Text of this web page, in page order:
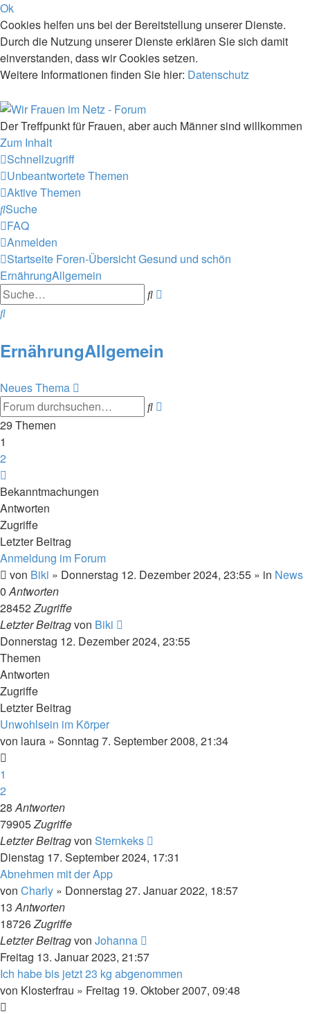
Ok
Cookies helfen uns bei der Bereitstellung unserer Dienste.
Durch die Nutzung unserer Dienste erklären Sie sich damit
einverstanden, dass wir Cookies setzen.
Weitere Informationen finden Sie hier: Datenschutz
Der Treffpunkt für Frauen, aber auch Männer sind willkommen
Zum Inhalt
Schnellzugriff
Unbeantwortete Themen
Aktive Themen
Suche
FAQ
Anmelden
Startseite Foren-ÜbersichtGesund und schön
ErnährungAllgemein
Suche
Suche
ErnährungAllgemein
Neues Thema
Suche
29 Themen
1
2
Bekanntmachungen
Antworten
Zugriffe
Letzter Beitrag
Anmeldung im Forum
von Biki » Donnerstag 12. Dezember 2024, 23:55 » in News
0Antworten
28452Zugriffe
Letzter Beitragvon Biki
Donnerstag 12. Dezember 2024, 23:55
Themen
Antworten
Zugriffe
Letzter Beitrag
Unwohlsein im Körper
von laura » Sonntag 7. September 2008, 21:34
1
2
28Antworten
79905Zugriffe
Letzter Beitragvon Sternkeks
Dienstag 17. September 2024, 17:31
Abnehmen mit der App
von Charly » Donnerstag 27. Januar 2022, 18:57
13Antworten
18726Zugriffe
Letzter Beitragvon Johanna
Freitag 13. Januar 2023, 21:57
Ich habe bis jetzt 23 kg abgenommen
von Klosterfrau » Freitag 19. Oktober 2007, 09:48